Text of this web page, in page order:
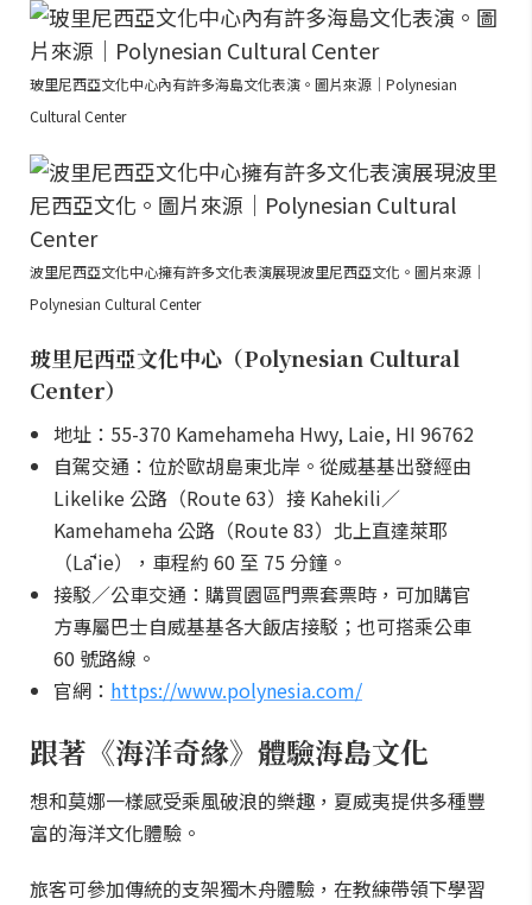
玻里尼西亞文化中心內有許多海島文化表演。圖片來源｜Polynesian
Cultural Center
波里尼西亞文化中心擁有許多文化表演展現波里尼西亞文化。圖片來源｜
Polynesian Cultural Center
玻里尼西亞文化中心（Polynesian Cultural
Center）
地址：55-370 Kamehameha Hwy, Laie, HI 96762
自駕交通：位於歐胡島東北岸。從威基基出發經由
Likelike 公路（Route 63）接 Kahekili／
Kamehameha 公路（Route 83）北上直達萊耶
（Lāʻie），車程約 60 至 75 分鐘。
接駁／公車交通：購買園區門票套票時，可加購官
方專屬巴士自威基基各大飯店接駁；也可搭乘公車
60 號路線。
官網： https://www.polynesia.com/
跟著《海洋奇緣》體驗海島文化
想和莫娜一樣感受乘風破浪的樂趣，夏威夷提供多種豐
富的海洋文化體驗。
旅客可參加傳統的支架獨木舟體驗，在教練帶領下學習